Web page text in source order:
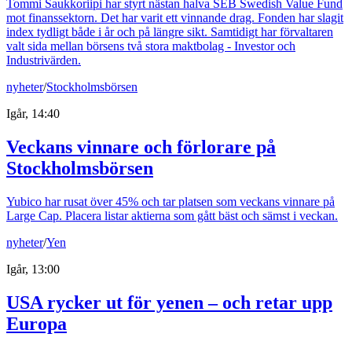
Tommi Saukkoriipi har styrt nästan halva SEB Swedish Value Fund
mot finanssektorn. Det har varit ett vinnande drag. Fonden har slagit
index tydligt både i år och på längre sikt. Samtidigt har förvaltaren
valt sida mellan börsens två stora maktbolag - Investor och
Industrivärden.
nyheter/Stockholmsbörsen
Igår, 14:40
Veckans vinnare och förlorare på
Stockholmsbörsen
Yubico har rusat över 45% och tar platsen som veckans vinnare på
Large Cap. Placera listar aktierna som gått bäst och sämst i veckan.
nyheter/Yen
Igår, 13:00
USA rycker ut för yenen – och retar upp
Europa